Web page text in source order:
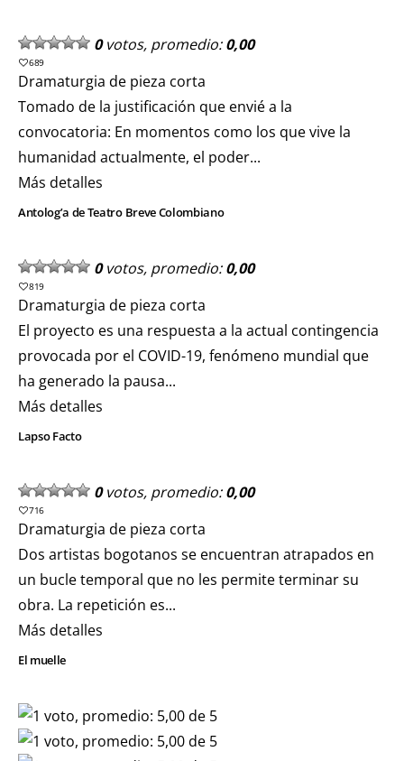
0votos, promedio:0,00
689
Dramaturgia de pieza corta
Tomado de la justificación que envié a la
convocatoria: En momentos como los que vive la
humanidad actualmente, el poder...
Más detalles
Antolog’a de Teatro Breve Colombiano
0votos, promedio:0,00
819
Dramaturgia de pieza corta
El proyecto es una respuesta a la actual contingencia
provocada por el COVID-19, fenómeno mundial que
ha generado la pausa...
Más detalles
Lapso Facto
0votos, promedio:0,00
716
Dramaturgia de pieza corta
Dos artistas bogotanos se encuentran atrapados en
un bucle temporal que no les permite terminar su
obra. La repetición es...
Más detalles
El muelle